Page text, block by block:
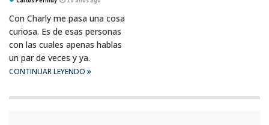
Con Charly me pasa una cosa
curiosa. Es de esas personas
con las cuales apenas hablas
un par de veces y ya.
CONTINUAR LEYENDO